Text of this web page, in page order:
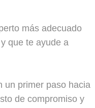
más adecuado
que te ayude a
un primer paso hacia
de compromiso y